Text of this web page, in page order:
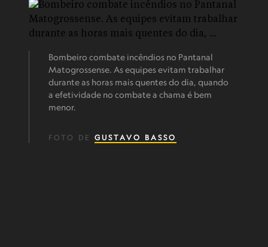
Bombeiro combate incêndios no Pantanal
Matogrossense. As equipes evitam trabalhar
durante as horas mais quentes do dia, quando
a efetividade no combate a chama é bem
menor.
FOTO DE GUSTAVO BASSO